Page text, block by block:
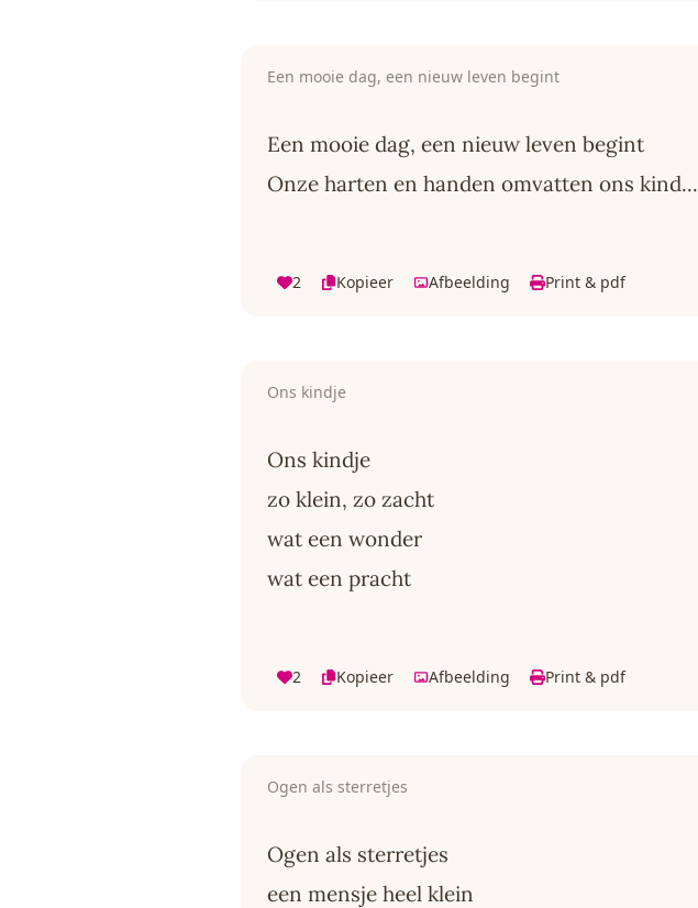
Een mooie dag, een nieuw leven begint
Een mooie dag, een nieuw leven begint
Onze harten en handen omvatten ons kind...
2 Kopieer Afbeelding Print & pdf
Ons kindje
Ons kindje
zo klein, zo zacht
wat een wonder
wat een pracht
2 Kopieer Afbeelding Print & pdf
Ogen als sterretjes
Ogen als sterretjes
een mensje heel klein